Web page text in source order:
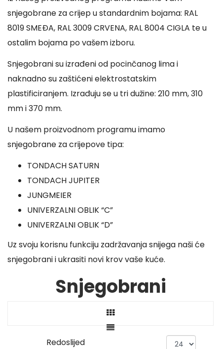
snjegobrane za crijep u standardnim bojama: RAL
8019 SMEÐA, RAL 3009 CRVENA, RAL 8004 CIGLA te u
ostalim bojama po vašem izboru.
Snjegobrani su izrađeni od pocinčanog lima i
naknadno su zaštićeni elektrostatskim
plastificiranjem. Izrađuju se u tri dužine: 210 mm, 310
mm i 370 mm.
U našem proizvodnom programu imamo
snjegobrane za crijepove tipa:
TONDACH SATURN
TONDACH JUPITER
JUNGMEIER
UNIVERZALNI OBLIK “C”
UNIVERZALNI OBLIK “D”
Uz svoju korisnu funkciju zadržavanja snijega naši će
snjegobrani i ukrasiti novi krov vaše kuće.
Snjegobrani
Redoslijed